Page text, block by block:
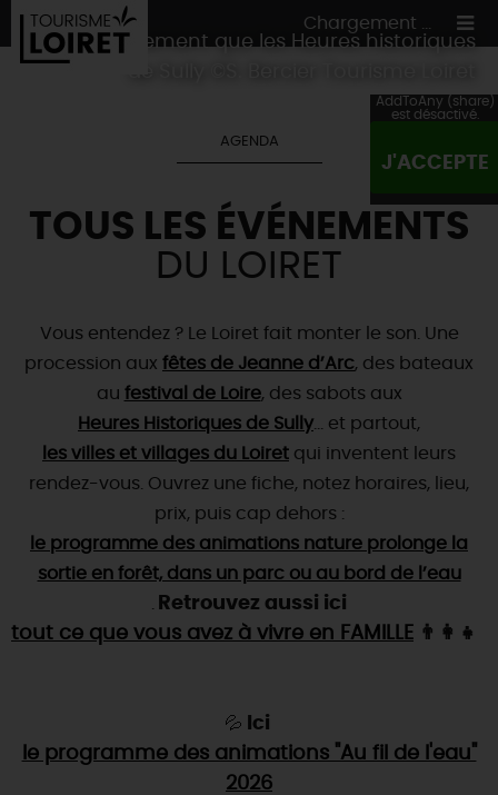
Chargement ...
VOS ENVIES
LES INCONTOURNABLES MADE IN LOIRET
HÉBERGEMENTS
HÉBERGEMENTS
RÉSERVER MAINTENANT
CULTURE
NATURE
VILLES & VILLAGES
TOUTES LES VISITES
TOUS ÀL'EAU !
EN MODENATURE & AVENTURE
AUSSI
TOUTES LES ACTIVITÉS
Où manger
restaurateurs
marchés
Artistes et Artisans d'Art
Nosspécialités du terroiretproducteurs
gourmandeset créatives
Vins etvignobles
Chic, une aire de pique-nique
guinguettes
Que rapporter du Loiret ?
TOUT L'ART DE VIVRE
Téléchargez le Guide de l'été 2026 🤽🌞
Avis de fraicheur ici pour éviter la chaleur 🥵
Des vacances auprès des animaux 🐎
(re)Découvrir les coulisses de la Faïencerie de
Gien !
Expérimenterles parcours Baludik🕵️
Rendez-vous de la nature en 2026
Des sorties en famille dans le Loiret !
TOURISME &HANDICAP
SE REPÉRER,SE DÉPLACER
INFOS &
RÉSERVER MAINTENANT
Grand événement que les Heures historiques
AGENDA
TOUS LES ÉVÉNEMENTS
DU LOIRET
Vous entendez ? Le Loiret fait monter le son. Une
procession aux fêtes de Jeanne d’Arc, des bateaux
au festival de Loire, des sabots aux
Heures Historiques de Sully … et partout,
les villes et villages du Loiret qui inventent leurs
rendez-vous . Ouvrez une fiche, notez horaires, lieu,
prix, puis cap dehors :
le programme des animations nature prolonge la
sortie en forêt, dans un parc ou au bord de l’eau
Retrouvez aussi ici
tout ce que vous avez à vivre en FAMILLE 👨‍👩‍👧
💦
Ici
le programme des animations "Au fil de l'eau"
2026
AddToAny (share)
est désactivé.
J'ACCEPTE